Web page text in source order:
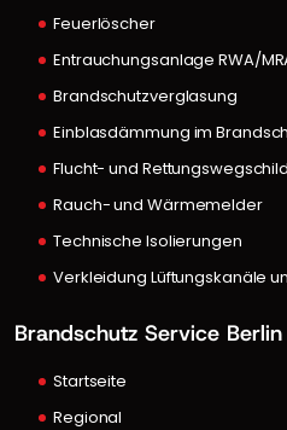
Feuerlöscher
Entrauchungsanlage RWA/
Brandschutzverglasung
Einblasdämmung im
Flucht- und
Rauch- und Wärmemelder
Technische Isolierungen
Verkleidung Lüftungskanäle
Brandschutz Service Berlin
Startseite
Regional